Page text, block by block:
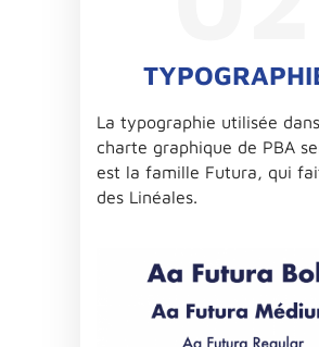
La typographie utilisée
charte graphique de PBA
est la famille Futura, qui
des Linéales.